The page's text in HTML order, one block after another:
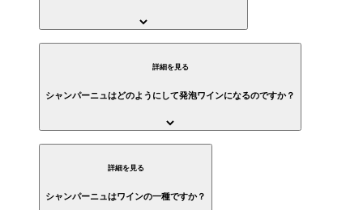
詳細を見る
シャンパーニュはどのようにして発泡ワインになるのですか？
詳細を見る
シャンパーニュはワインの一種ですか？